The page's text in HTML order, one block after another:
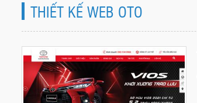
THIẾT KẾ WEB OTO